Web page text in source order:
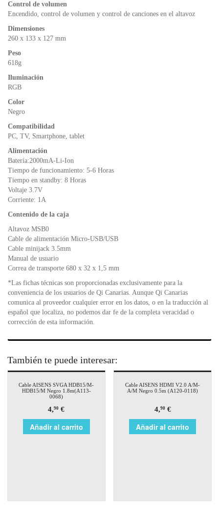
Control de volumen
Encendido, control de volumen y control de canciones en el altavoz
Dimensiones
260 x 133 x 127 mm
Peso
618g
Iluminación
RGB
Color
Negro
Compatibilidad
PC, TV, Smartphone, tablet
Alimentación
Batería:2000mA-Li-Ion
Tiempo de funcionamiento: 5-6 Horas
Tiempo en standby: 8 Horas
Voltaje 3.7V
Corriente: 1A
Contenido de la caja
Altavoz MSB0
Cable de alimentación Micro-USB/USB
Cable minijack 3.5mm
Manual de usuario
Correa de transporte 680 x 32 x 1,5 mm
*Las fichas técnicas son proporcionadas exclusivamente para la
conveniencia de los usuarios de Qi Canarias. Aunque Qi Canarias
comunica al proveedor cualquier error en los datos, o en la traducción al
español que localiza, no podemos dar fe de la completa veracidad o
corrección de esta información.
También te puede interesar:
Cable AISENS SVGA HDB15/M-
HDB15/M Negro 1.8m(A113-
0068)
4,90 €
Añadir al carrito
Cable AISENS HDMI V2.0 A/M-
A/M Negro 0.5m (A120-0118)
4,90€
Añadir al carrito